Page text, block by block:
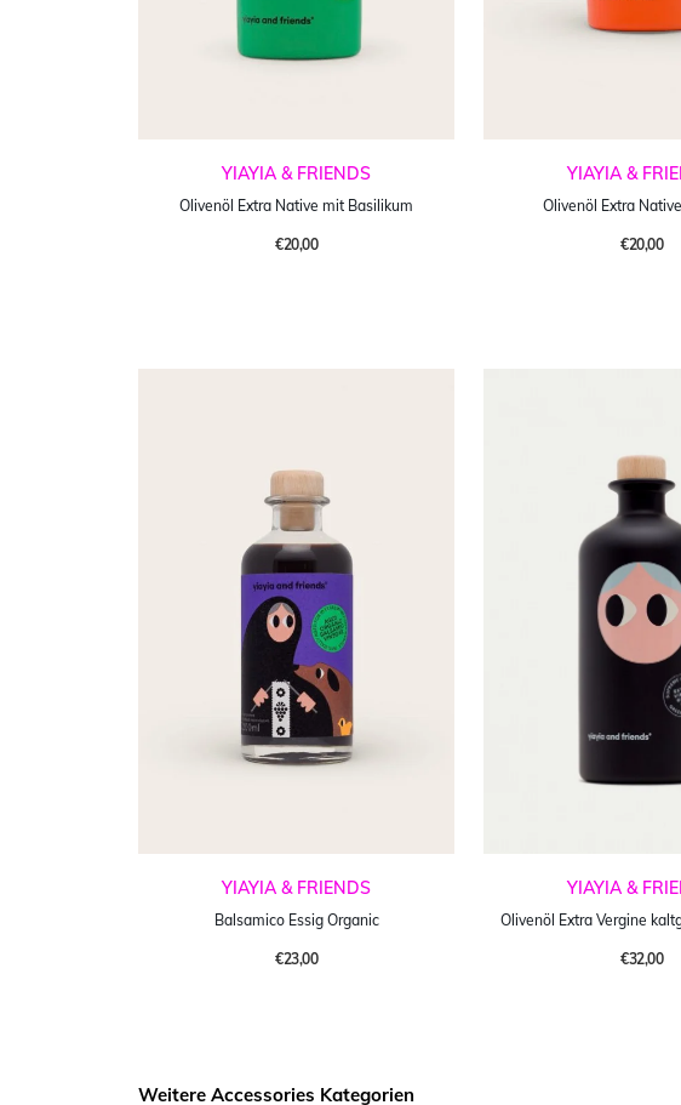
YIAYIA & FRIENDS
Olivenöl Extra Native mit Basilikum
€20,00
YIAYIA &
Olivenöl Extra
€20,00
YIAYIA & FRIENDS
Balsamico Essig Organic
€23,00
YIAYIA &
Olivenöl Extra Vergine
€32,00
Weitere Accessories Kategorien